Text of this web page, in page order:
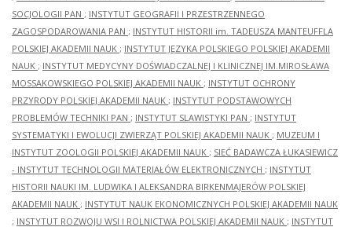
SOCJOLOGII PAN ; INSTYTUT GEOGRAFII I PRZESTRZENNEGO
ZAGOSPODAROWANIA PAN ; INSTYTUT HISTORII im. TADEUSZA MANTEUFFLA
POLSKIEJ AKADEMII NAUK ; INSTYTUT JĘZYKA POLSKIEGO POLSKIEJ AKADEMII
NAUK ; INSTYTUT MEDYCYNY DOŚWIADCZALNEJ I KLINICZNEJ IM.MIROSŁAWA
MOSSAKOWSKIEGO POLSKIEJ AKADEMII NAUK ; INSTYTUT OCHRONY
PRZYRODY POLSKIEJ AKADEMII NAUK ; INSTYTUT PODSTAWOWYCH
PROBLEMÓW TECHNIKI PAN ; INSTYTUT SLAWISTYKI PAN ; INSTYTUT
SYSTEMATYKI I EWOLUCJI ZWIERZĄT POLSKIEJ AKADEMII NAUK ; MUZEUM I
INSTYTUT ZOOLOGII POLSKIEJ AKADEMII NAUK ; SIEĆ BADAWCZA ŁUKASIEWICZ
- INSTYTUT TECHNOLOGII MATERIAŁÓW ELEKTRONICZNYCH ; INSTYTUT
HISTORII NAUKI IM. LUDWIKA I ALEKSANDRA BIRKENMAJERÓW POLSKIEJ
AKADEMII NAUK ; INSTYTUT NAUK EKONOMICZNYCH POLSKIEJ AKADEMII NAUK
; INSTYTUT ROZWOJU WSI I ROLNICTWA POLSKIEJ AKADEMII NAUK ; INSTYTUT